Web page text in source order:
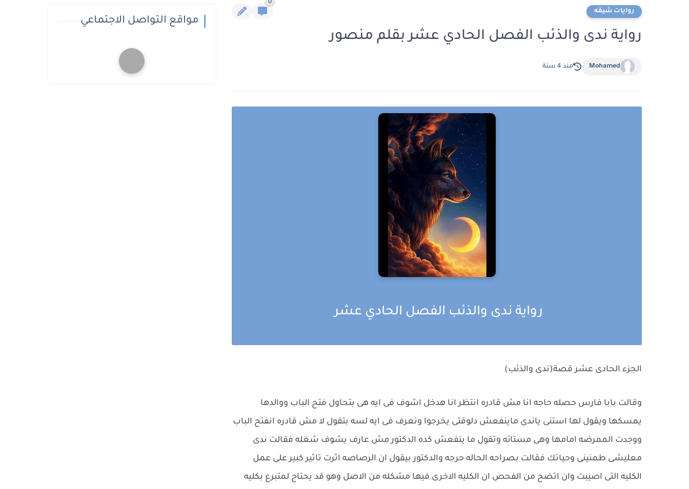
روايات شيقه
0
رواية ندى والذئب الفصل الحادي عشر بقلم منصور
Mohamed منذ 4 سنة
رواية ندى والذئب الفصل الحادي عشر
الجزء الحادى عشر قصة(ندى والذئب)
وقالت بابا فارس حصله حاجه انا مش قادره انتظر انا هدخل اشوف فى ايه هى بتحاول فتح الباب ووالدها
يمسكها ويقول لها استنى ياندى ماينفعش دلوقتى يخرجوا ونعرف فى ايه لسه بتقول لا مش قادره انفتح الباب
ووجدت الممرضه امامها وهى مستائه وتقول ما ينفعش كده الدكتور مش عارف يشوف شغله فقالت ندى
معليشى طمنينى وحياتك فقالت بصراحه الحاله حرجه والدكتور بيقول ان الرصاصه اثرت تاثير كبير على عمل
الكليه التى اصيبت وان اتضح من الفحص ان الكليه الاخرى فيها مشكله من الاصل وهو قد يحتاج لمتبرع بكليه
مواقع التواصل الاجتماعي